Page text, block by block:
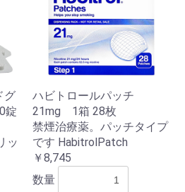
グ
錠
ッ
ハビトロールパッチ
21mg 1箱 28枚
禁煙治療薬。パッチタイプ
です HabitrolPatch
￥8,745
数量